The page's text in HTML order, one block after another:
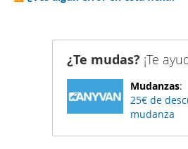
¿Te mudas? ¡Te
Mudanzas:
25€ de
mudanza